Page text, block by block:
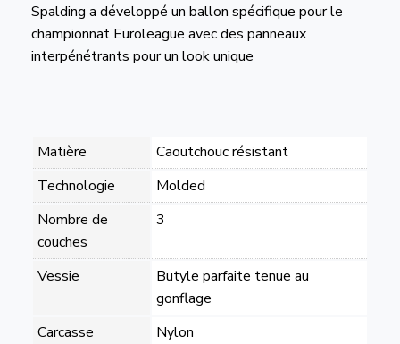
Spalding a développé un ballon spécifique pour le
championnat Euroleague avec des panneaux
interpénétrants pour un look unique
Matière
Caoutchouc résistant
Technologie
Molded
Nombre de
couches
3
Vessie
Butyle parfaite tenue au
gonflage
Carcasse
Nylon